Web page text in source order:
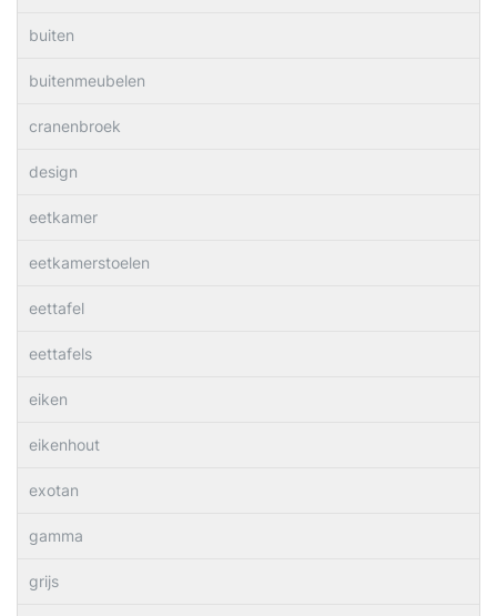
buiten
buitenmeubelen
cranenbroek
design
eetkamer
eetkamerstoelen
eettafel
eettafels
eiken
eikenhout
exotan
gamma
grijs